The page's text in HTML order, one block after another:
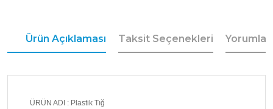
Ürün Açıklaması Taksit Seçenekleri Yorumlar
ÜRÜN ADI : Plastik Tığ